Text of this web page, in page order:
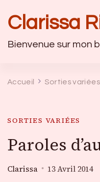
Clarissa
Bienvenue sur mon
Accueil Sorties variées
SORTIES VARIÉES
Paroles
Clarissa 13 Avril 2014